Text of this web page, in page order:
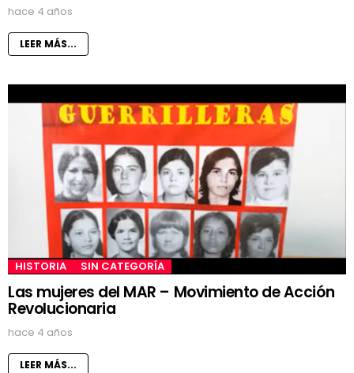
hace 4 años
LEER MÁS...
HISTORIA SIN CATEGORÍA
Las mujeres del MAR – Movimiento de Acción
Revolucionaria
hace 4 años
LEER MÁS...